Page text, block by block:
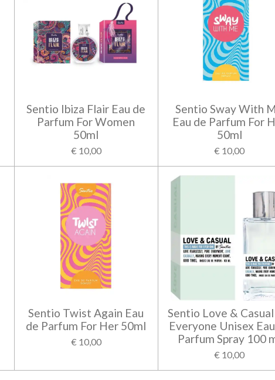
Sentio Ibiza Flair Eau de
Parfum For Women
50ml
€ 10,00
Sentio Sway With
Eau de Parfum For
50ml
€ 10,00
Sentio Twist Again Eau
de Parfum For Her 50ml
€ 10,00
Sentio Love &
Everyone Unisex
Parfum Spray 100
€ 10,00